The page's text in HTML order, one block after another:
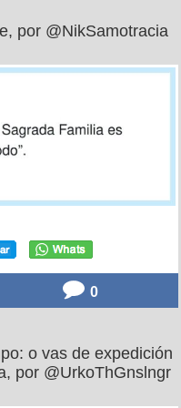
por @NikSamotracia
0
o vas de expedición
por @UrkoThGnslngr